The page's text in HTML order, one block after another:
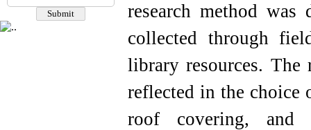
research method was
collected through
library resources. The
reflected in the choice
roof covering, and